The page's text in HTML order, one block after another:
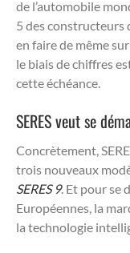
de l’automobile
5 des constructeurs
en faire de même
le biais de chiffres
cette échéance.
SERES veut se
Concrètement,
trois nouveaux
SERES 9. Et pour se
Européennes, la
la technologie